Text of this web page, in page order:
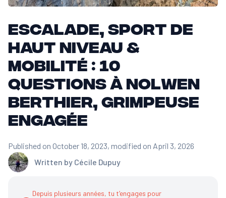
Escalade, sport de
haut niveau &
mobilité : 10
questions à Nolwen
Berthier, grimpeuse
engagée
Written by Cécile Dupuy
Published on October 18, 2023, modified on April 3, 2026
Depuis plusieurs années, tu t’engages pour